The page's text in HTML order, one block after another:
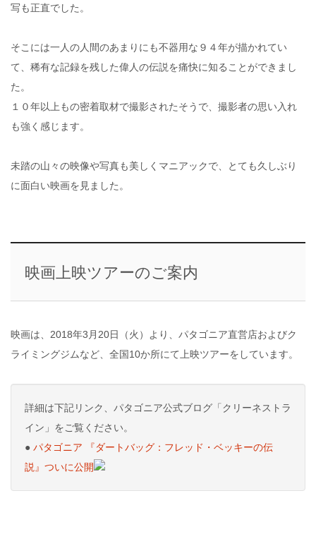
写も正直でした。
そこには一人の人間のあまりにも不器用な９４年が描かれてい
て、稀有な記録を残した偉人の伝説を痛快に知ることができまし
た。
１０年以上もの密着取材で撮影されたそうで、撮影者の思い入れ
も強く感じます。
未踏の山々の映像や写真も美しくマニアックで、とても久しぶり
に面白い映画を見ました。
映画上映ツアーのご案内
映画は、2018年3月20日（火）より、パタゴニア直営店およびク
ライミングジムなど、全国10か所にて上映ツアーをしています。
詳細は下記リンク、パタゴニア公式ブログ「クリーネストラ
イン」をご覧ください。
● パタゴニア 『ダートバッグ：フレッド・ベッキーの伝
説』ついに公開